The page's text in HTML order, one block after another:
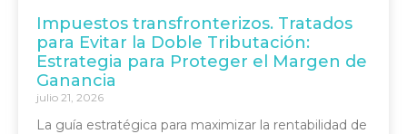
Impuestos transfronterizos. Tratados
para Evitar la Doble Tributación:
Estrategia para Proteger el Margen de
Ganancia
julio 21, 2026
La guía estratégica para maximizar la rentabilidad de